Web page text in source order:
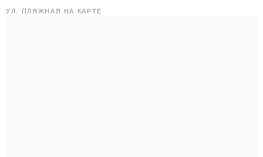
УЛ. ПЛЯЖНАЯ НА КАРТЕ